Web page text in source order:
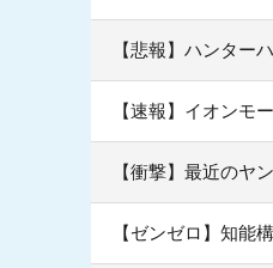
【悲報】ハンター
【速報】イオンモ
【衝撃】最近の
【ゼンゼロ】知能